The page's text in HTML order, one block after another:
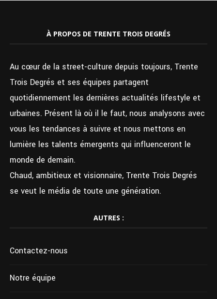
À PROPOS DE TRENTE TROIS DEGRÉS
Au cœur de la street-culture depuis toujours, Trente
Trois Degrés et ses équipes partagent
quotidiennement les dernières actualités lifestyle et
urbaines. Présent là où il le faut, nous analysons avec
vous les tendances à suivre et nous mettons en
lumière les talents émergents qui influenceront le
monde de demain.
Chaud, ambitieux et visionnaire, Trente Trois Degrés
se veut le média de toute une génération.
AUTRES :
Contactez-nous
Notre équipe